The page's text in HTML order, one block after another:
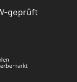
geprüft